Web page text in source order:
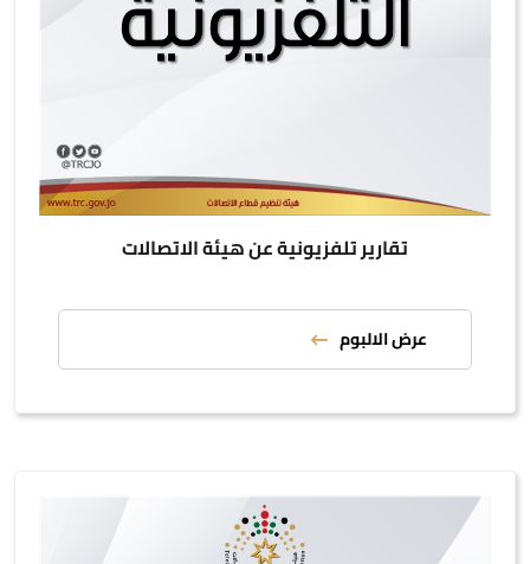
تقارير تلفزيونية عن هيئة الاتصالات
عرض الالبوم